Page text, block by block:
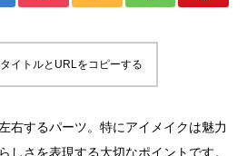
イトルとURLをコピーする
右するパーツ。特にアイメイクは魅力
しさを表現する大切なポイントです。